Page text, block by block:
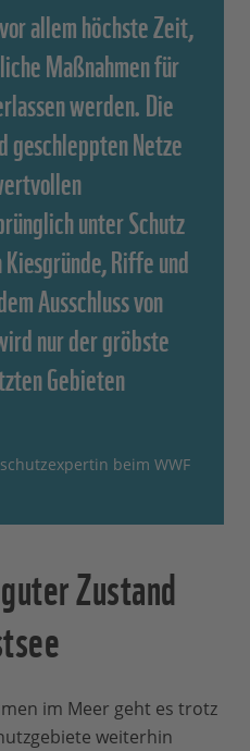
allem höchste Zeit,
Maßnahmen für
werden. Die
geschleppten Netze
unter Schutz
Riffe und
Ausschluss von
nur der gröbste
Gebieten
beim WWF
Zustand
im Meer geht es trotz
weiterhin